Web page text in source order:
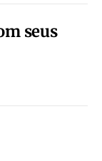
seus